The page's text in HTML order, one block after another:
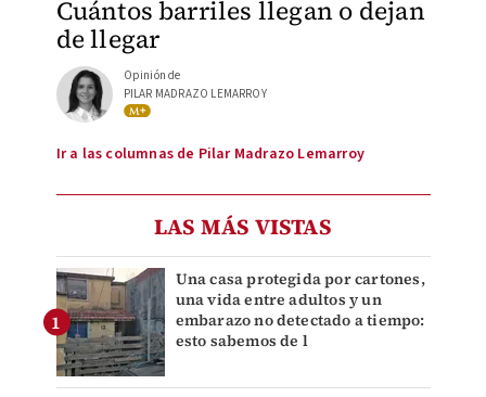
Cuántos barriles llegan o dejan
de llegar
Opinión de
PILAR MADRAZO LEMARROY
Ir a las columnas de Pilar Madrazo Lemarroy
LAS MÁS VISTAS
Una casa protegida por cartones,
una vida entre adultos y un
embarazo no detectado a tiempo:
esto sabemos de l